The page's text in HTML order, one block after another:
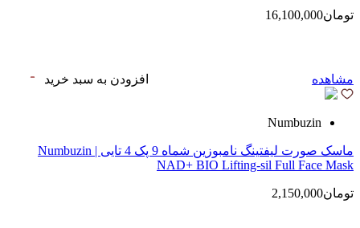
تومان16,100,000
مشاهده افزودن به سبد خرید
Numbuzin
ماسک صورت لیفتینگ نامبوزین شماه 9 پک 4 تایی | Numbuzin
NAD+ BIO Lifting-sil Full Face Mask
تومان2,150,000